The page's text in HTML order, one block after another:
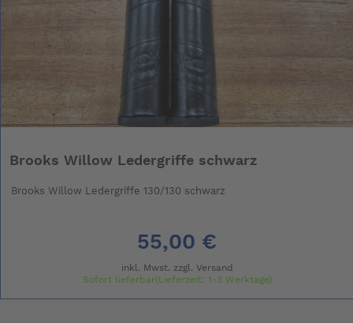
Brooks Willow Ledergriffe schwarz
Brooks Willow Ledergriffe 130/130 schwarz
55,00 €
inkl. Mwst. zzgl. Versand
Sofort lieferbar(Lieferzeit: 1-3 Werktage)